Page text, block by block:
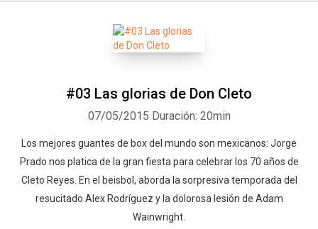
#03 Las glorias de Don Cleto
07/05/2015 Duración: 20min
Los mejores guantes de box del mundo son mexicanos: Jorge
Prado nos platica de la gran fiesta para celebrar los 70 años de
Cleto Reyes. En el beisbol, aborda la sorpresiva temporada del
resucitado Alex Rodríguez y la dolorosa lesión de Adam
Wainwright.